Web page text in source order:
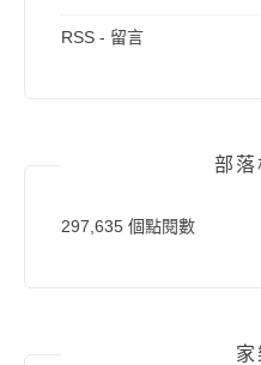
RSS - 留言
部落
297,635 個點閱數
家